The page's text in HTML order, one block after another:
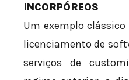
INCORPÓREOS
Um exemplo
licenciamento de
serviços de